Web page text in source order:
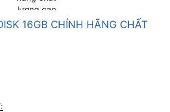
16GB CHÍNH HÃNG CHẤT